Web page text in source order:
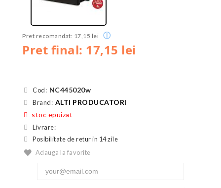
Pret final: 17,15 lei
Pret recomandat: 17,15 lei ⓘ
Cod: NC445020w
Brand: ALTI PRODUCATORI
stoc epuizat
Livrare:
Posibilitate de retur in 14 zile
Adauga la favorite